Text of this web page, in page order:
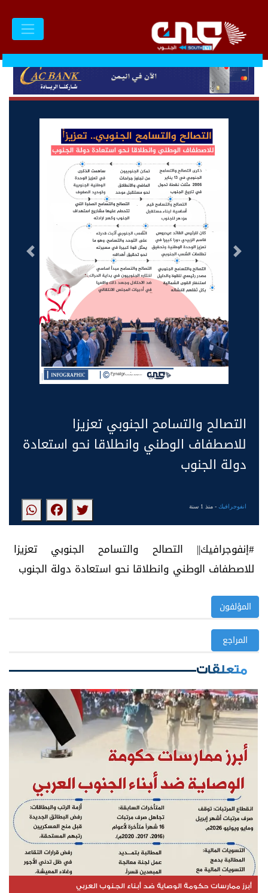
التالى السابق
التصالح والتسامح الجنوبي تعزيزا
للاصطفاف الوطني وانطلاقا نحو استعادة
دولة الجنوب
انفوجرافيك- منذ 1 سنة
#إنفوجرافيك|| التصالح والتسامح الجنوبي تعزيزا
للاصطفاف الوطني وانطلاقا نحو استعادة دولة الجنوب
المؤلفون
المراجع
متعلقات
أبرز ممارسات حكومة الوصاية ضد أبناء الجنوب العربي